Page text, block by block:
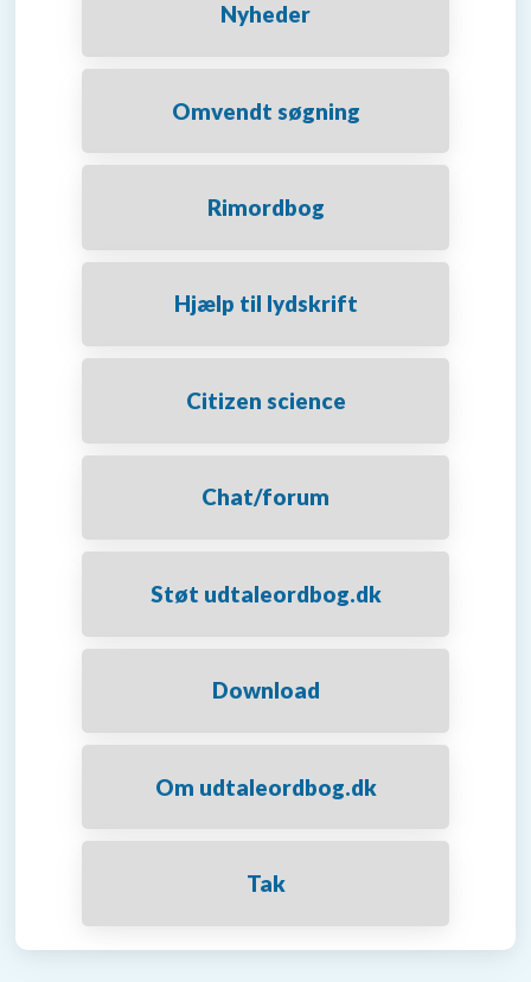
Nyheder
Omvendt søgning
Rimordbog
Hjælp til lydskrift
Citizen science
Chat/forum
Støt udtaleordbog.dk
Download
Om udtaleordbog.dk
Tak